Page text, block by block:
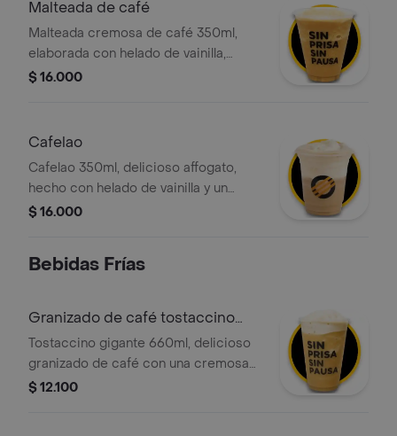
Malteada de café
Malteada cremosa de café 350ml,
elaborada con helado de vainilla,
leche deslactosada y nuestro
de agregar el topping de tu elección.
$ 16.000
Cafelao
Cafelao 350ml, delicioso affogato,
hecho con helado de vainilla y un
delicioso espresso doble 100
$ 16.000
Bebidas Frías
Granizado de café tostaccino
gigante
Tostaccino gigante 660ml, delicioso
granizado de café con una cremosa
mezcla de café 100 porciento
$ 12.100